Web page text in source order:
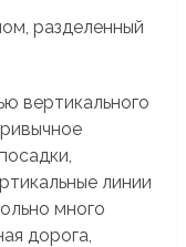
вертикального
линии
много
дорога,